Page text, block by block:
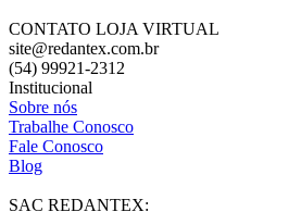
CONTATO LOJA VIRTUAL
site@redantex.com.br
(54) 99921-2312
Institucional
Sobre nós
Trabalhe Conosco
Fale Conosco
Blog
SAC REDANTEX: